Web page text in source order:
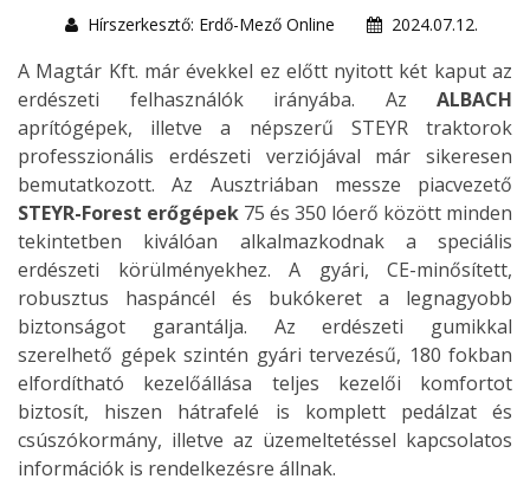
Hírszerkesztő: Erdő-Mező Online
2024.07.12.
A Magtár Kft. már évekkel ez előtt nyitott két kaput az
erdészeti felhasználók irányába. Az ALBACH
aprítógépek, illetve a népszerű STEYR traktorok
professzionális erdészeti verziójával már sikeresen
bemutatkozott. Az Ausztriában messze piacvezető
STEYR-Forest erőgépek 75 és 350 lóerő között minden
tekintetben kiválóan alkalmazkodnak a speciális
erdészeti körülményekhez. A gyári, CE-minősített,
robusztus haspáncél és bukókeret a legnagyobb
biztonságot garantálja. Az erdészeti gumikkal
szerelhető gépek szintén gyári tervezésű, 180 fokban
elfordítható kezelőállása teljes kezelői komfortot
biztosít, hiszen hátrafelé is komplett pedálzat és
csúszókormány, illetve az üzemeltetéssel kapcsolatos
információk is rendelkezésre állnak.